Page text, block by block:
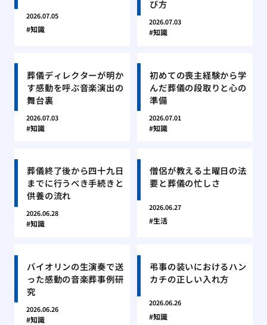
2026.07.05
知識
び方
2026.07.03
知識
葬儀ディレクターが明か
す感動を呼ぶ音楽演出の
舞台裏
2026.07.03
知識
初めての喪主経験から学
んだ葬儀の段取りと心の
準備
2026.07.01
知識
葬儀終了後から四十九日
までに行うべき手続きと
供養の流れ
2026.06.28
知識
僧侶が教える土曜日の法
要と葬儀の忙しさ
2026.06.27
生活
バイオリンの生演奏で送
った感動の音楽葬事例研
究
2026.06.26
知識
弔事の装いにおけるハン
カチの正しい入れ方
2026.06.26
知識